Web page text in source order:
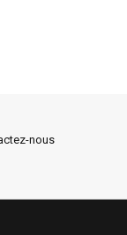
nous